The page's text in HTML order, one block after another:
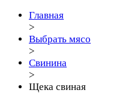
Главная
>
Выбрать мясо
>
Свинина
>
Щека свиная